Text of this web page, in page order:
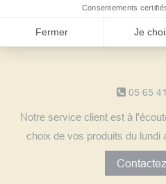
Consentements
Fermer Je
05 65
Notre service client est à
choix de vos produits du lundi